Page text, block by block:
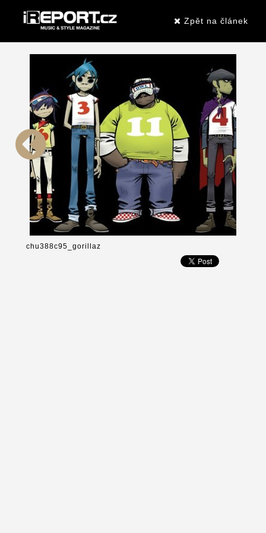
Zpět na článek
chu388c95_gorillaz